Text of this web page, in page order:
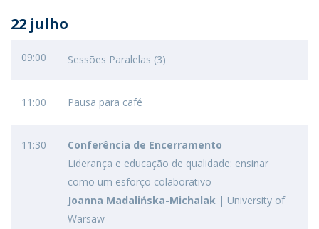
22 julho
09:00 Sessões Paralelas (3)
11:00 Pausa para café
11:30
Conferência de Encerramento
Liderança e educação de qualidade: ensinar
como um esforço colaborativo
Joanna Madalińska-Michalak | University of
Warsaw